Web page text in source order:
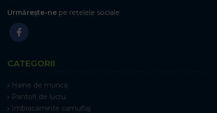
Urmărește-ne pe rețelele sociale
CATEGORII
Haine de munca
Pantofi de lucru
Imbracaminte camuflaj